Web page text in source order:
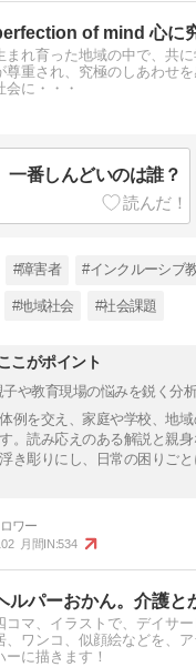
of mind 心に
まれ育った地域の中で、共
尊重され、究極のしあわせ
会に・・・
一番しんどいのは誰？
#障害者 #インクルーシブ
#地域社会 #社会課題
こがポイント
子や教育現場の悩みを鋭く分
例を交え、家庭や学校、地
。読み応えのある解説と親
き彫りにし、日常の困りご
月間IN:534
コマ、イラストで、デイサ
、ワンコ、似顔絵などを、
ーに描きます！